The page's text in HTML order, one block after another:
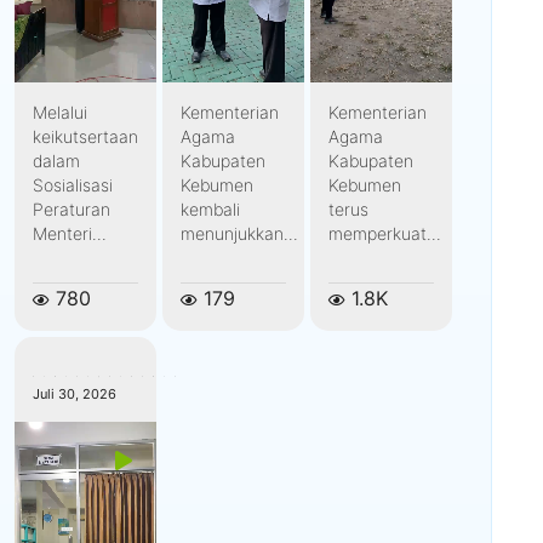
Melalui
keikutsertaan
dalam
Sosialisasi
Peraturan
Menteri...
780
Kementerian
Agama
Kabupaten
Kebumen
kembali
menunjukkan...
179
Kementerian
Agama
Kabupaten
Kebumen
terus
memperkuat...
1.8K
Juli 30, 2026